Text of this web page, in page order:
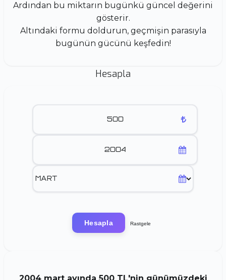
Ardından bu miktarın bugünkü güncel değerini
gösterir.
Altındaki formu doldurun, geçmişin parasıyla
bugünün gücünü keşfedin!
Hesapla
Hesapla Rastgele